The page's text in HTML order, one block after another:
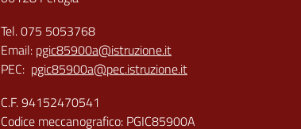
Tel. 075 5053768
Email: pgic85900a@istruzione.it
PEC: pgic85900a@pec.istruzione.it
C.F. 94152470541
Codice meccanografico: PGIC85900A